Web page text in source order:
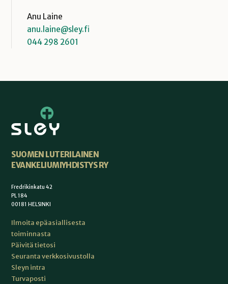
Anu Laine
anu.laine@sley.fi
044 298 2601
SUOMEN LUTERILAINEN
EVANKELIUMIYHDISTYS RY
Fredrikinkatu 42
PL 184
00181 HELSINKI
Ilmoita epäasiallisesta
toiminnasta
Päivitä tietosi
Seuranta verkkosivustolla
Sleyn intra
Turvaposti